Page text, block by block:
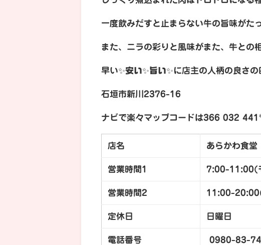
一度飲みだすと止まらない牛の旨味がた
また、ニラの彩りと風味がまた、牛との
早い✨安い✨旨い✨に店主の人柄の良さ
石垣市新川2376-16
ナビで楽々マップコードは366 032
店名 あらかわ食堂
営業時間1 7:00-11:00(
営業時間2 11:00-
定休日 日曜日
電話番号 0980-83-